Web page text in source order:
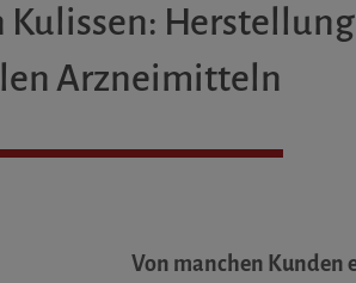
Kulissen:
Arzneimitteln
Von manchen Kunden